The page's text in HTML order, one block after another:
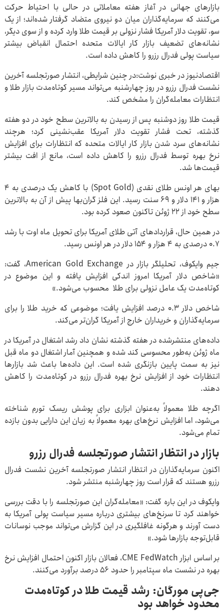
بازارهای جهانی در آغاز هفته معاملاتی در حالی با احتیاط حرکت
می‌کنند که سرمایه‌گذاران میان دو نیروی متضاد گرفتار شده‌اند؛ از یک
سو، تقویت دلار آمریکا فشار نزولی بر قیمت طلا وارد کرده و از سوی دیگر،
نشانه‌های تضعیف بازار کار ایالات متحده احتمال انقباض بیشتر
سیاست پولی فدرال رزرو را کاهش داده است.
اقتصادنیوز در خبری نوشت:در چنین شرایطی، انتشار صورتجلسه آخرین
نشست فدرال رزرو در روز چهارشنبه می‌تواند مسیر کوتاه‌مدت بازار طلا و
انتظارات معامله‌گران را مشخص کند.
قیمت طلا روز دوشنبه پس از رسیدن به بالاترین سطح خود در دو هفته
گذشته، تحت فشار تقویت دلار آمریکا عقب‌نشینی کرد؛ هرچند
نشانه‌های سرد شدن بازار کار ایالات متحده که انتظارات برای افزایش
نرخ بهره توسط فدرال رزرو را کاهش داده است، مانع از افت بیشتر
قیمت‌ها شد.
بهای هر اونس طلای نقدی (Spot Gold) با کاهش یک درصدی به ۴
هزار و ۱۴۱ دلار و ۶۹ سنت رسید. این فلز گران‌بها پیش از آن به بالاترین
سطح خود از ۲۲ ژوئن تاکنون صعود کرده بود.
در همین حال، قراردادهای آتی طلای آمریکا برای تحویل ماه اوت با رشد
۰.۷ درصدی به ۴ هزار و ۱۵۴ دلار در هر اونس رسید.
جیم وایکوف، تحلیلگر بازار در American Gold Exchange، گفت:
«شاخص دلار آمریکا امروز اندکی افزایش یافته و این موضوع در
کوتاه‌مدت یک عامل نزولی برای طلا محسوب می‌شود.»
شاخص دلار ۰.۳ درصد افزایش یافت؛ موضوعی که خرید طلا را برای
سرمایه‌گذاران و خریداران خارج از آمریکا گران‌تر می‌کند.
داده‌های منتشرشده در هفته گذشته نشان داد رشد اشتغال در آمریکا در
ماه ژوئن به‌طور محسوسی کند شده و همچنین آمار اشتغال دو ماه قبل
نیز به سمت پایین بازنگری شده است. این داده‌ها باعث شد بازارها
انتظارات خود از افزایش نرخ بهره فدرال رزرو در کوتاه‌مدت را کاهش
دهند.
اگرچه طلا معمولاً به‌عنوان ابزاری برای پوشش ریسک تورم شناخته
می‌شود، اما افزایش نرخ‌های بهره معمولاً به زیان این دارایی بدون بازده
تمام می‌شود.
بازار در انتظار انتشار صورتجلسه فدرال رزرو
اکنون سرمایه‌گذاران در انتظار انتشار صورتجلسه آخرین نشست فدرال
رزرو هستند که قرار است روز چهارشنبه منتشر شود.
وایکوف در این باره گفت: «معامله‌گران این صورتجلسه را با دقت بررسی
خواهند کرد تا سرنخ‌های بیشتری درباره مسیر سیاست پولی آمریکا به
دست آورند و هرگونه غافلگیری در این گزارش می‌تواند موجب نوسانات
قابل‌توجه بازارها شود.»
بر اساس ابزار CME FedWatch، فعالان بازار اکنون احتمال افزایش نرخ
بهره در نشست ماه سپتامبر را حدود ۵۶ درصد برآورد می‌کنند.
جی‌پی مورگان: رشد قیمت طلا در کوتاه‌مدت
محدود خواهد بود